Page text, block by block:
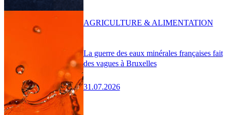
La guerre des eaux minérales françaises fait
des vagues à Bruxelles
31.07.2026
AGRICULTURE & ALIMENTATION